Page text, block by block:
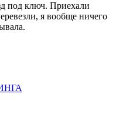
под ключ. Приехали
я вообще ничего